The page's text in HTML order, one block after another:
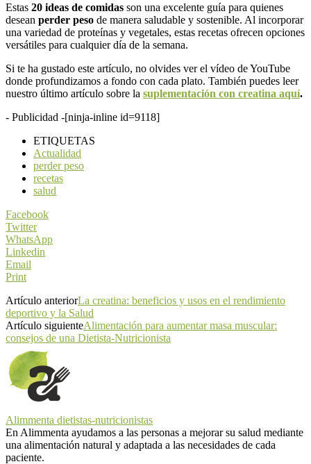
Estas 20 ideas de comidas son una excelente guía para quienes
desean perder peso de manera saludable y sostenible. Al incorporar
una variedad de proteínas y vegetales, estas recetas ofrecen opciones
versátiles para cualquier día de la semana.
Si te ha gustado este artículo, no olvides ver el vídeo de YouTube
donde profundizamos a fondo con cada plato. También puedes leer
nuestro último artículo sobre la suplementación con creatina aquí.
- Publicidad -[ninja-inline id=9118]
ETIQUETAS
Actualidad
perder peso
recetas
salud
Facebook
Twitter
WhatsApp
Linkedin
Email
Print
Artículo anteriorLa creatina: beneficios y usos en el rendimiento
deportivo y la Salud
Artículo siguienteAlimentación para aumentar masa muscular:
consejos de una Dietista-Nutricionista
Alimmenta dietistas-nutricionistas
En Alimmenta ayudamos a las personas a mejorar su salud mediante
una alimentación natural y adaptada a las necesidades de cada
paciente.